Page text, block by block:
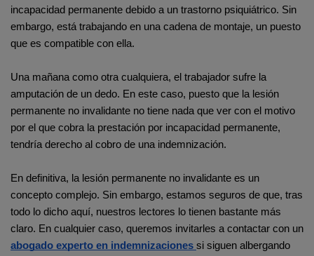
incapacidad permanente debido a un trastorno psiquiátrico. Sin
embargo, está trabajando en una cadena de montaje, un puesto
que es compatible con ella.
Una mañana como otra cualquiera, el trabajador sufre la
amputación de un dedo. En este caso, puesto que la lesión
permanente no invalidante no tiene nada que ver con el motivo
por el que cobra la prestación por incapacidad permanente,
tendría derecho al cobro de una indemnización.
En definitiva, la lesión permanente no invalidante es un
concepto complejo. Sin embargo, estamos seguros de que, tras
todo lo dicho aquí, nuestros lectores lo tienen bastante más
abogado experto en indemnizaciones si siguen albergando